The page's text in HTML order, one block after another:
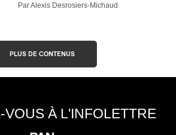
Par Alexis Desrosiers-Michaud
PLUS DE CONTENUS
VOUS À L'INFOLETTRE